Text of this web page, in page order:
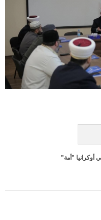
أوكرانيا "أمة"